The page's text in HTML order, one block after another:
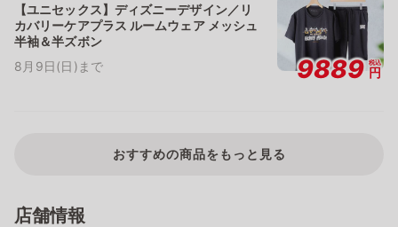
【ユニセックス】ディズニーデザイン／リ
カバリーケアプラス ルームウェア メッシュ
半袖＆半ズボン
8月9日(日)まで
9889 税込
円
おすすめの商品をもっと見る
店舗情報